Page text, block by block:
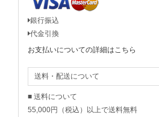
銀行振込
代金引換
お支払いについての詳細はこちら
送料・配送について
■ 送料について
55,000円（税込）以上で送料無料